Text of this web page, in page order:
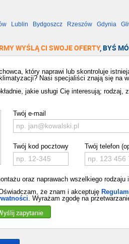
Lublin Bydgoszcz Rzeszów Gdynia
WYŚLĄ CI SWOJE OFERTY, BYŚ
który naprawi lub skontroluje
Nasi specjaliści znają się na
jakie usługi Cię interesują; rodzaj,
Twój e-mail
Twój kod pocztowy Twój telefon
oraz naprawach wszelkiego rodzaju
że znam i akceptuję
. Wyrażam zgodę na
zapytanie